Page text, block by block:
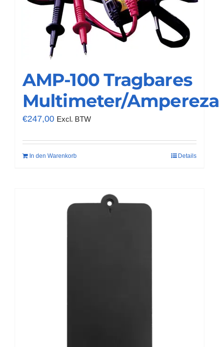
AMP-100 Tragbares
Multimeter/
€247,00 Excl. BTW
In den Warenkorb Details